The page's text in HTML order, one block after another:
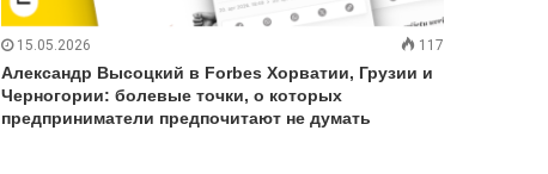
15.05.2026 117
Александр Высоцкий в Forbes Хорватии, Грузии и
Черногории: болевые точки, о которых
предприниматели предпочитают не думать